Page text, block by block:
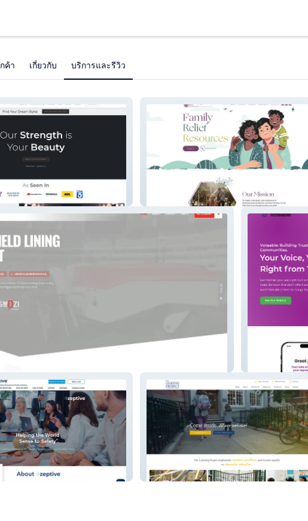
ค้า เกี่ยวกับ บริการและรีวิว
Family Relief
Voteable.org
The Learning Project